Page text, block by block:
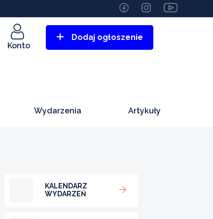
Konto
Dodaj ogłoszenie
Wydarzenia Artykuły
KALENDARZ
WYDARZEŃ